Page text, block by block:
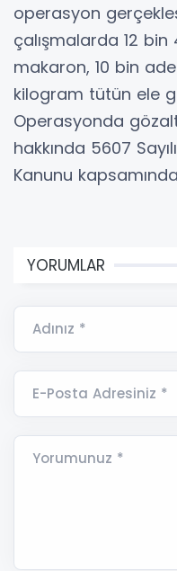
operasyon
çalışmalarda 12
makaron, 10 bin
kilogram tütün ele
Operasyonda
hakkında 5607
Kanunu
YORUMLAR
Adınız *
E-Posta Adresiniz *
Yorumunuz *